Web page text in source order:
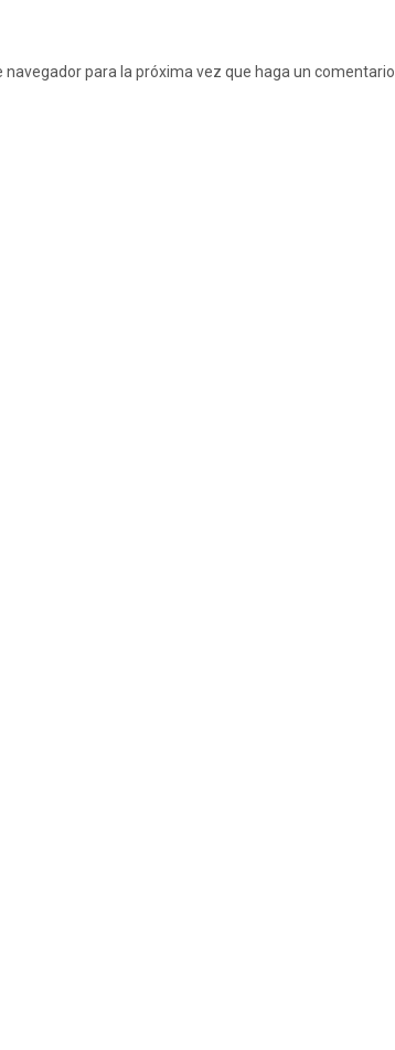
para la próxima vez que haga un comentario.